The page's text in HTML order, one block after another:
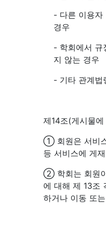
- 다른 이용자
경우
- 학회에서 규
지 않는 경우
- 기타 관계법
제14조(게시물
① 회원은 서비
등 서비스에 게
② 학회는 회원
에 대해 제 13조
하거나 이동 또